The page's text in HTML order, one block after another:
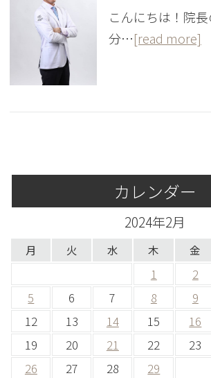
こんにちは！院
分…[read more]
カレンダー
2024年2月
月 火 水 木 金
1 2
5
6 7 8 9
12
13 14 15 16
19
20 21 22 23
26
27 28 29